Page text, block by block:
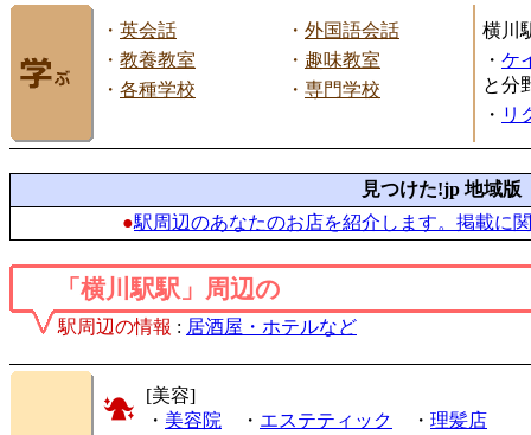
・ 英会話 ・ 外国語会話
・ 教養教室 ・ 趣味教室
・ 各種学校 ・ 専門学校
横川
・ ケ
と分
・ リ
見つけた!jp 地域版
●駅周辺のあなたのお店を紹介します。掲載に
「横川駅駅」周辺の
駅周辺の情報 : 居酒屋・ホテルなど
[美容]
・ 美容院 ・ エステティック ・ 理髪店